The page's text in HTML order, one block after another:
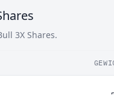
3X Shares.